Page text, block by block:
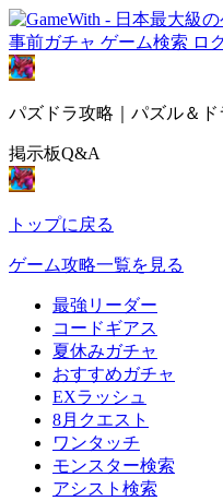
事前ガチャ ゲーム検索 ロ
パズドラ攻略｜パズル＆ド
掲示板Q&A
トップに戻る
ゲーム攻略一覧を見る
最強リーダー
コードギアス
夏休みガチャ
おすすめガチャ
EXラッシュ
8月クエスト
ワンタッチ
モンスター検索
アシスト検索